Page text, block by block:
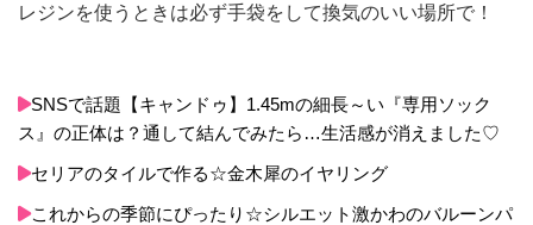
レジンを使うときは必ず手袋をして換気のいい場所で！
SNSで話題【キャンドゥ】1.45mの細長～い『専用ソック
ス』の正体は？通して結んでみたら…生活感が消えました♡
セリアのタイルで作る☆金木犀のイヤリング
これからの季節にぴったり☆シルエット激かわのバルーンパ